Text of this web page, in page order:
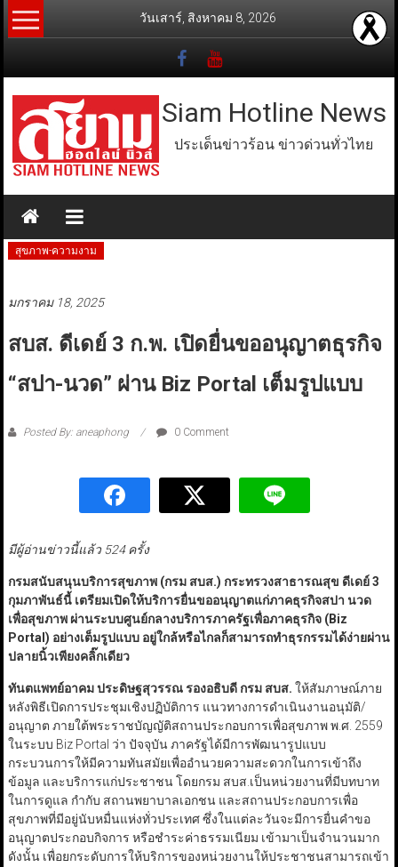
Skip
to
วันเสาร์, สิงหาคม 8, 2026
Siam Hotline News
ประเด็นข่าวร้อน ข่าวด่วนทั่วไทย
สุขภาพ-ความงาม
มกราคม 18, 2025
สบส. ดีเดย์ 3 ก.พ. เปิดยื่นขออนุญาตธุรกิจ
“สปา-นวด” ผ่าน Biz Portal เต็มรูปแบบ
Posted By: aneaphong 0 Comment
มีผู้อ่านข่าวนี้แล้ว 524 ครั้ง
กรมสนับสนุนบริการสุขภาพ (กรม สบส.) กระทรวงสาธารณสุข ดีเดย์ 3
กุมภาพันธ์นี้ เตรียมเปิดให้บริการยื่นขออนุญาตแก่ภาคธุรกิจสปา นวด
เพื่อสุขภาพ ผ่านระบบศูนย์กลางบริการภาครัฐเพื่อภาคธุรกิจ (Biz
Portal) อย่างเต็มรูปแบบ อยู่ใกล้หรือไกลก็สามารถทำธุรกรรมได้ง่ายผ่าน
ปลายนิ้วเพียงคลิ๊กเดียว
ทันตแพทย์อาคม ประดิษฐสุวรรณ รองอธิบดี กรม สบส. ให้สัมภาษณ์ภาย
หลังพิธีเปิดการประชุมเชิงปฏิบัติการ แนวทางการดำเนินงานอนุมัติ/
อนุญาต ภายใต้พระราชบัญญัติสถานประกอบการเพื่อสุขภาพ พ.ศ. 2559
ในระบบ Biz Portal ว่า ปัจจุบัน ภาครัฐได้มีการพัฒนารูปแบบ
กระบวนการให้มีความทันสมัยเพื่ออำนวยความสะดวกในการเข้าถึง
ข้อมูล และบริการแก่ประชาชน โดยกรม สบส.เป็นหน่วยงานที่มีบทบาท
ในการดูแล กำกับ สถานพยาบาลเอกชน และสถานประกอบการเพื่อ
สุขภาพที่มีอยู่นับหมื่นแห่งทั่วประเทศ ซึ่งในแต่ละวันจะมีการยื่นคำขอ
อนุญาตประกอบกิจการ หรือชำระค่าธรรมเนียม เข้ามาเป็นจำนวนมาก
ดังนั้น เพื่อยกระดับการให้บริการของหน่วยงานให้ประชาชนสามารถเข้า